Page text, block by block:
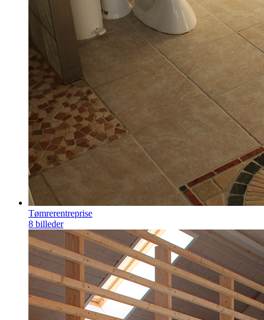
Tømrerentreprise
8 billeder